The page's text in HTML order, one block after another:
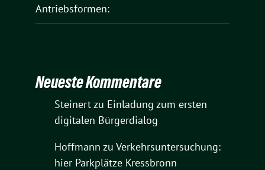
Antriebsformen:
Neueste Kommentare
Steinertzu Einladung zum ersten
digitalen Bürgerdialog
Hoffmann zu Verkehrsuntersuchung:
hier Parkplätze Kressbronn